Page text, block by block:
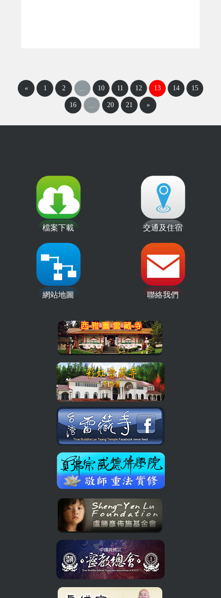
« 1 2 ... 10 11 12 13 14 15
16 ... 20 21 »
檔案下載 交通及住宿
網站地圖 聯絡我們